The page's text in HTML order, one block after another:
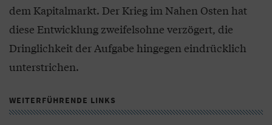
dem Kapitalmarkt. Der Krieg im Nahen Osten hat
diese Entwicklung zweifelsohne verzögert, die
Dringlichkeit der Aufgabe hingegen eindrücklich
unterstrichen.
WEITERFÜHRENDE LINKS